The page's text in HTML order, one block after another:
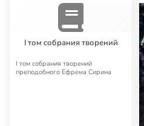
I том собрания творений
I том собрания творений
преподобного Ефрема Сирина